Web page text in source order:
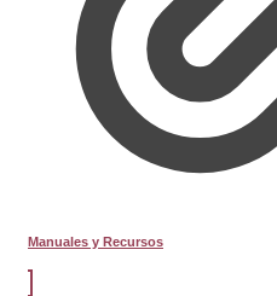
Manuales y Recursos